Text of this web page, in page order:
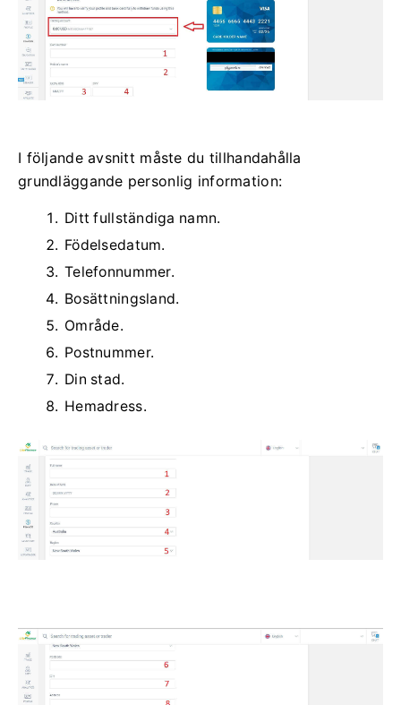
I följande avsnitt måste du tillhandahålla
grundläggande personlig information:
Ditt fullständiga namn.
Födelsedatum.
Telefonnummer.
Bosättningsland.
Område.
Postnummer.
Din stad.
Hemadress.